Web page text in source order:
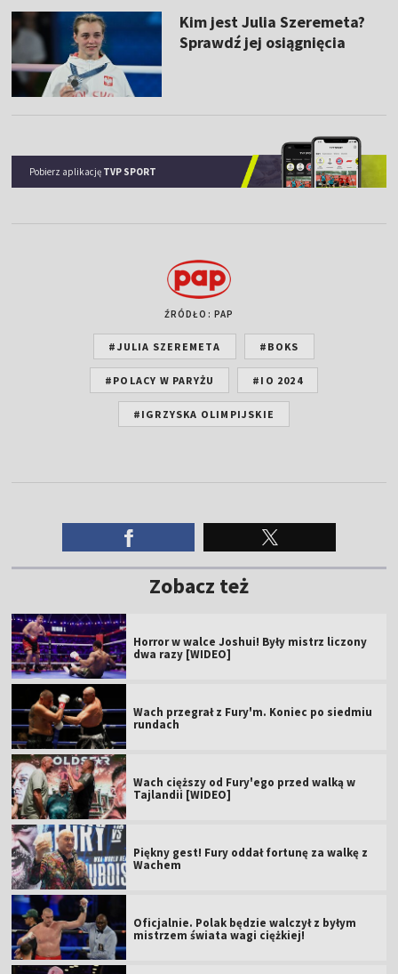
Kim jest Julia Szeremeta?
Sprawdź jej osiągnięcia
Pobierz aplikację TVP SPORT
ŹRÓDŁO: PAP
#JULIA SZEREMETA #BOKS
#POLACY W PARYŻU #IO 2024
#IGRZYSKA OLIMPIJSKIE
Zobacz też
Horror w walce Joshui! Były mistrz liczony
dwa razy [WIDEO]
Wach przegrał z Fury'm. Koniec po siedmiu
rundach
Wach cięższy od Fury'ego przed walką w
Tajlandii [WIDEO]
Piękny gest! Fury oddał fortunę za walkę z
Wachem
Oficjalnie. Polak będzie walczył z byłym
mistrzem świata wagi ciężkiej!